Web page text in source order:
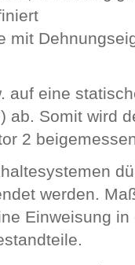
mit
auf eine
ab. Somit wird
2
werden.
Einweisung